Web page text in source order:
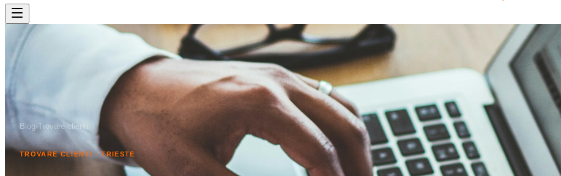
Blog›Trovare clienti
TROVARE CLIENTI · TRIESTE